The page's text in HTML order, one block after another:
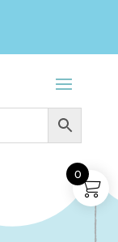
0